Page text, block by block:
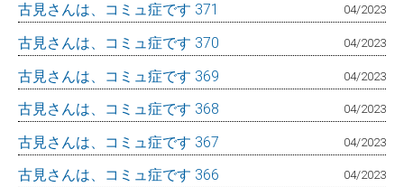
古見さんは、コミュ症です 371 04/2023
古見さんは、コミュ症です 370 04/2023
古見さんは、コミュ症です 369 04/2023
古見さんは、コミュ症です 368 04/2023
古見さんは、コミュ症です 367 04/2023
古見さんは、コミュ症です 366 04/2023